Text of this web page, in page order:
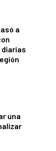
a
diarias
una